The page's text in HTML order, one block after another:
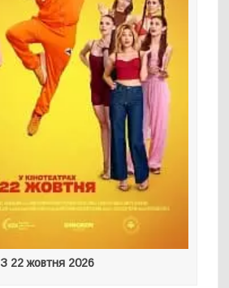
З 22 жовтня 2026